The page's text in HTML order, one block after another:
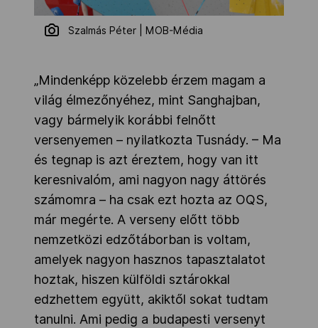
Szalmás Péter | MOB-Média
„Mindenképp közelebb érzem magam a
világ élmezőnyéhez, mint Sanghajban,
vagy bármelyik korábbi felnőtt
versenyemen – nyilatkozta Tusnády. – Ma
és tegnap is azt éreztem, hogy van itt
keresnivalóm, ami nagyon nagy áttörés
számomra – ha csak ezt hozta az OQS,
már megérte. A verseny előtt több
nemzetközi edzőtáborban is voltam,
amelyek nagyon hasznos tapasztalatot
hoztak, hiszen külföldi sztárokkal
edzhettem együtt, akiktől sokat tudtam
tanulni. Ami pedig a budapesti versenyt